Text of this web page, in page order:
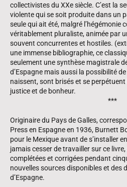
collectivistes du XXe siècle. C’est la
violente qui se soit produite dans un
seule qui ait été, malgré l’hégémonie
véritablement pluraliste, animée par
souvent concurrentes et hostiles.
une immense bibliographie, ce
seulement une synthèse magistrale
d’Espagne mais aussi la possibilité
naissent, sont brisés et se perpétuent
justice et de bonheur.
***
Originaire du Pays de Galles,
Press en Espagne en 1936, Burnett
pour le Mexique avant de s’installer
jamais cesser de travailler sur ce
complétées et corrigées pendant
nouvelles sources disponibles et des
d’Espagne.